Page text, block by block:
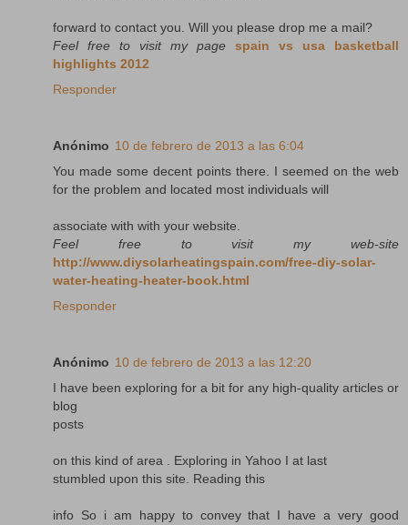
forward to contact you. Will you please drop me a mail?
Feel free to visit my page
spain vs usa basketball
highlights 2012
Responder
Anónimo 10 de febrero de 2013 a las 6:04
You made some decent points there. I seemed on the web
for the problem and located most individuals will
associate with with your website.
Feel free to visit my web-site
http://www.diysolarheatingspain.com/free-diy-solar-
water-heating-heater-book.html
Responder
Anónimo 10 de febrero de 2013 a las 12:20
I have been exploring for a bit for any high-quality articles or
blog
posts
on this kind of area . Exploring in Yahoo I at last
stumbled upon this site. Reading this
info So i am happy to convey that I have a very good